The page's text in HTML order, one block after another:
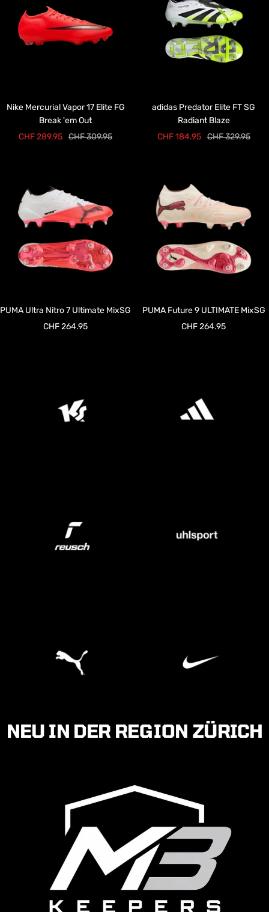
Nike Mercurial Vapor 17 Elite FG
Break 'em Out
Angebotspreis
CHF 289.95 Regulärer
CHF 309.95
adidas Predator Elite FT SG
Radiant Blaze
Angebotspreis
CHF 184.95 Regulärer
CHF 329.95
PUMA Ultra Nitro 7 Ultimate MixSG
Angebotspreis
CHF 264.95
PUMA Future 9 ULTIMATE MixSG
Angebotspreis
CHF 264.95
NEU IN DER REGION ZÜRICH